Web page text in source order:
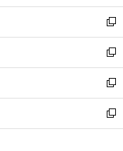
開
く
ウ
で
開
く
ン
ド
ウ
で
開
く
し
い
ウ
ィ
ン
ド
ウ
で
開
新
し
い
ウ
ィ
ン
ド
ウ
新
し
い
ウ
ィ
ン
新
し
い
ウ
新
し